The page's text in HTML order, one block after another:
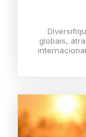
globais,